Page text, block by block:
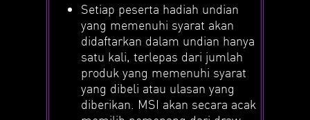
Setiap peserta hadiah undian
yang memenuhi syarat akan
didaftarkan dalam undian hanya
satu kali, terlepas dari jumlah
produk yang memenuhi syarat
yang dibeli atau ulasan yang
diberikan. MSI akan secara acak